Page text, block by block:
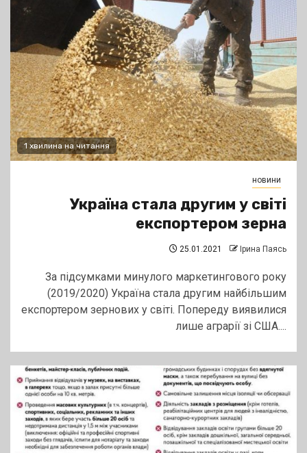
1 хвилина на читання
новини
Україна стала другим у світі
експортером зерна
25.01.2021 Ірина Паясь
За підсумками минулого маркетингового року
(2019/2020) Україна стала другим найбільшим
експортером зернових у світі. Попереду виявилися
лише аграрії зі США....